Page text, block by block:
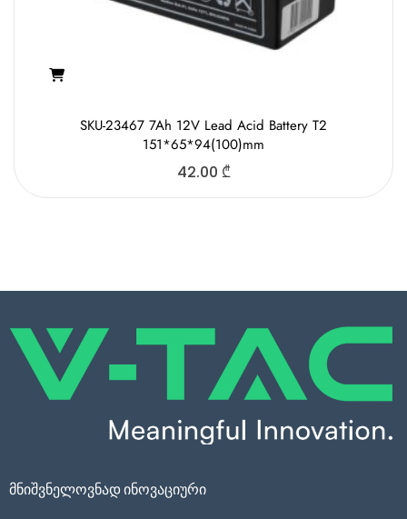
SKU-23467 7Ah 12V Lead Acid Battery T2
151*65*94(100)mm
42.00 ₾
მნიშვნელოვნად ინოვაციური